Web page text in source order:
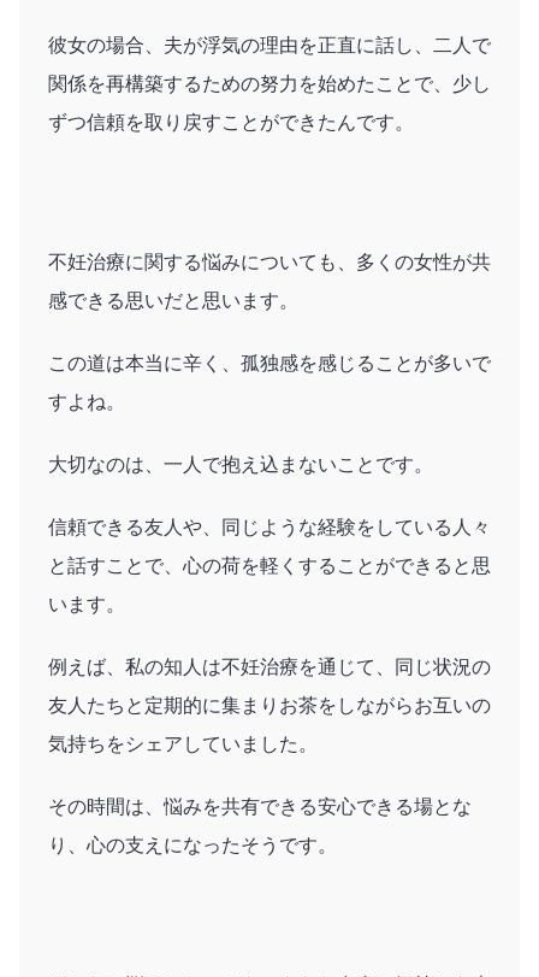
彼女の場合、夫が浮気の理由を正直に話し、二人で
関係を再構築するための努力を始めたことで、少し
ずつ信頼を取り戻すことができたんです。
不妊治療に関する悩みについても、多くの女性が共
感できる思いだと思います。
この道は本当に辛く、孤独感を感じることが多いで
すよね。
大切なのは、一人で抱え込まないことです。
信頼できる友人や、同じような経験をしている人々
と話すことで、心の荷を軽くすることができると思
います。
例えば、私の知人は不妊治療を通じて、同じ状況の
友人たちと定期的に集まりお茶をしながらお互いの
気持ちをシェアしていました。
その時間は、悩みを共有できる安心できる場とな
り、心の支えになったそうです。